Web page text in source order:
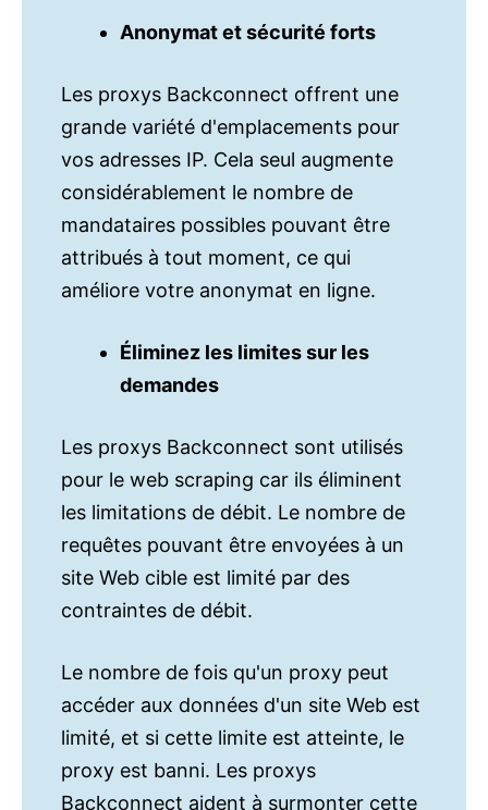
Anonymat et sécurité forts‌
Les proxys Backconnect offrent une
grande variété d'emplacements pour
vos adresses IP. Cela seul augmente
considérablement le nombre de
mandataires possibles pouvant être
attribués à tout moment, ce qui
améliore votre anonymat en ligne.
Éliminez les limites sur les
demandes
Les proxys Backconnect sont utilisés
pour le web scraping car ils éliminent
les limitations de débit. Le nombre de
requêtes pouvant être envoyées à un
site Web cible est limité par des
contraintes de débit.
Le nombre de fois qu'un proxy peut
accéder aux données d'un site Web est
limité, et si cette limite est atteinte, le
proxy est banni. Les proxys
Backconnect aident à surmonter cette